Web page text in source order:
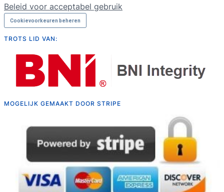
Beleid voor acceptabel gebruik
Cookievoorkeuren beheren
TROTS LID VAN:
MOGELIJK GEMAAKT DOOR STRIPE